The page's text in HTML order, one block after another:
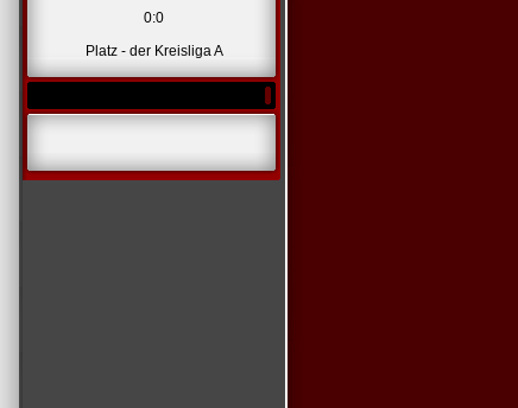
0:0
Platz - der Kreisliga A